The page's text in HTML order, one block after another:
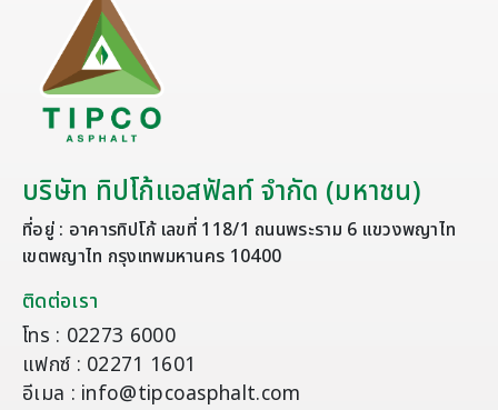
บริษัท ทิปโก้แอสฟัลท์ จำกัด (มหาชน)
ที่อยู่ : อาคารทิปโก้ เลขที่ 118/1 ถนนพระราม 6 แขวงพญาไท
เขตพญาไท กรุงเทพมหานคร 10400
ติดต่อเรา
โทร : 02273 6000
แฟกซ์ : 02271 1601
อีเมล : info@tipcoasphalt.com